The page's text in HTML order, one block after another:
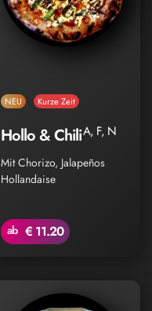
NEU Kurze Zeit
Hollo & ChiliA, F, N
Mit Chorizo, Jalapeños
Hollandaise
ab € 11.20